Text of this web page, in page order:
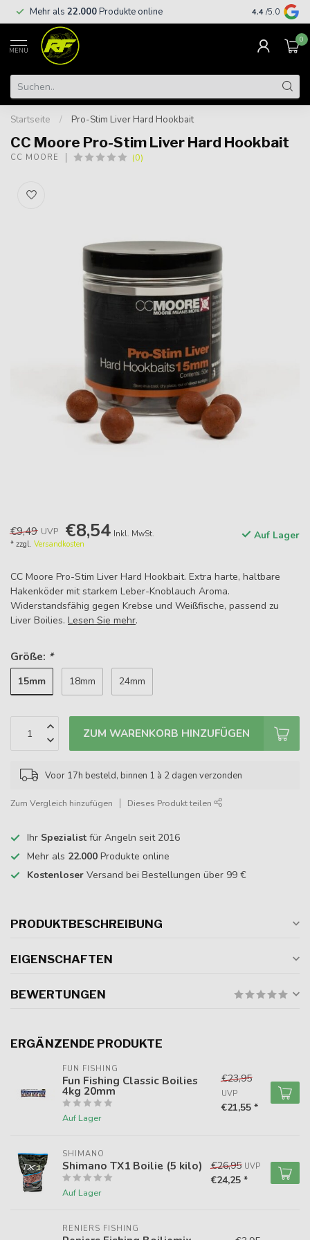
Mehr als 22.000Produkte online Kostenloser
€
4.4 /5.0
MENU
0
Startseite / Pro-Stim Liver Hard Hookbait
CC Moore Pro-Stim Liver Hard Hookbait
CC MOORE (0)
€9,49 UVP €8,54 Inkl. MwSt.
* zzgl. Versandkosten
Auf Lager
CC Moore Pro-Stim Liver Hard Hookbait. Extra harte, haltbare
Hakenköder mit starkem Leber-Knoblauch Aroma.
Widerstandsfähig gegen Krebse und Weißfische, passend zu
Liver Boilies. Lesen Sie mehr.
Größe: *
15mm 18mm 24mm
ZUM WARENKORB HINZUFÜGEN
Voor 17h besteld, binnen 1 à 2 dagen verzonden
Zum Vergleich hinzufügen Dieses Produkt teilen
Ihr Spezialist für Angeln seit 2016
Mehr als 22.000 Produkte online
Kostenloser Versand bei Bestellungen über 99 €
PRODUKTBESCHREIBUNG
EIGENSCHAFTEN
BEWERTUNGEN
ERGÄNZENDE PRODUKTE
FUN FISHING
Fun Fishing Classic Boilies
4kg 20mm
Auf Lager
€23,95
UVP
€21,55 *
SHIMANO
Shimano TX1 Boilie (5 kilo)
Auf Lager
€26,95 UVP
€24,25 *
RENIERS FISHING